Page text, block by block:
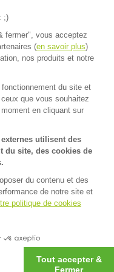
Knacki
;)
fermer", vous acceptez
(en savoir plus)
nos produits et notre
du site et
que vous souhaitez
en cliquant sur
utilisent des
du site, des cookies de
du contenu et des
de notre site et
politique de cookies
Tout accepter &
Fermer